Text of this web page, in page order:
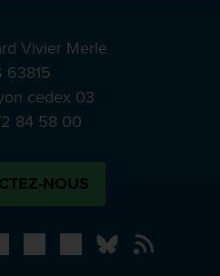
Vivier Merle
63815
cedex 03
84 58 00
NOUS
BlueskyNotre